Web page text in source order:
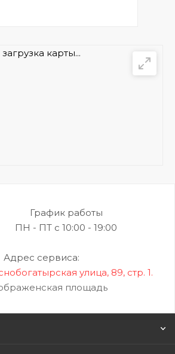
загрузка карты...
График работы
ПН - ПТ с 10:00 - 19:00
Адрес сервиса:
улица, 89, стр. 1.
площадь